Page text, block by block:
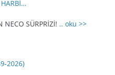
HARBİ…
NECO SÜRPRİZİ! .. oku >>
2026)